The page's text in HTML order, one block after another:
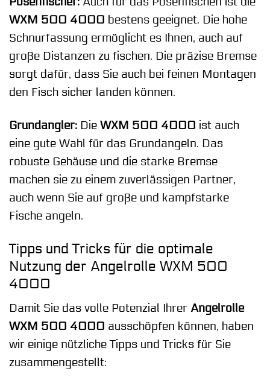
WXM 500 4000 bestens geeignet. Die hohe
Schnurfassung ermöglicht es Ihnen, auch auf
große Distanzen zu fischen. Die präzise Bremse
sorgt dafür, dass Sie auch bei feinen Montagen
den Fisch sicher landen können.
Grundangler: Die WXM 500 4000 ist auch
eine gute Wahl für das Grundangeln. Das
robuste Gehäuse und die starke Bremse
machen sie zu einem zuverlässigen Partner,
auch wenn Sie auf große und kampfstarke
Fische angeln.
Tipps und Tricks für die optimale
Nutzung der Angelrolle WXM 500
4000
Damit Sie das volle Potenzial Ihrer Angelrolle
WXM 500 4000 ausschöpfen können, haben
wir einige nützliche Tipps und Tricks für Sie
zusammengestellt: